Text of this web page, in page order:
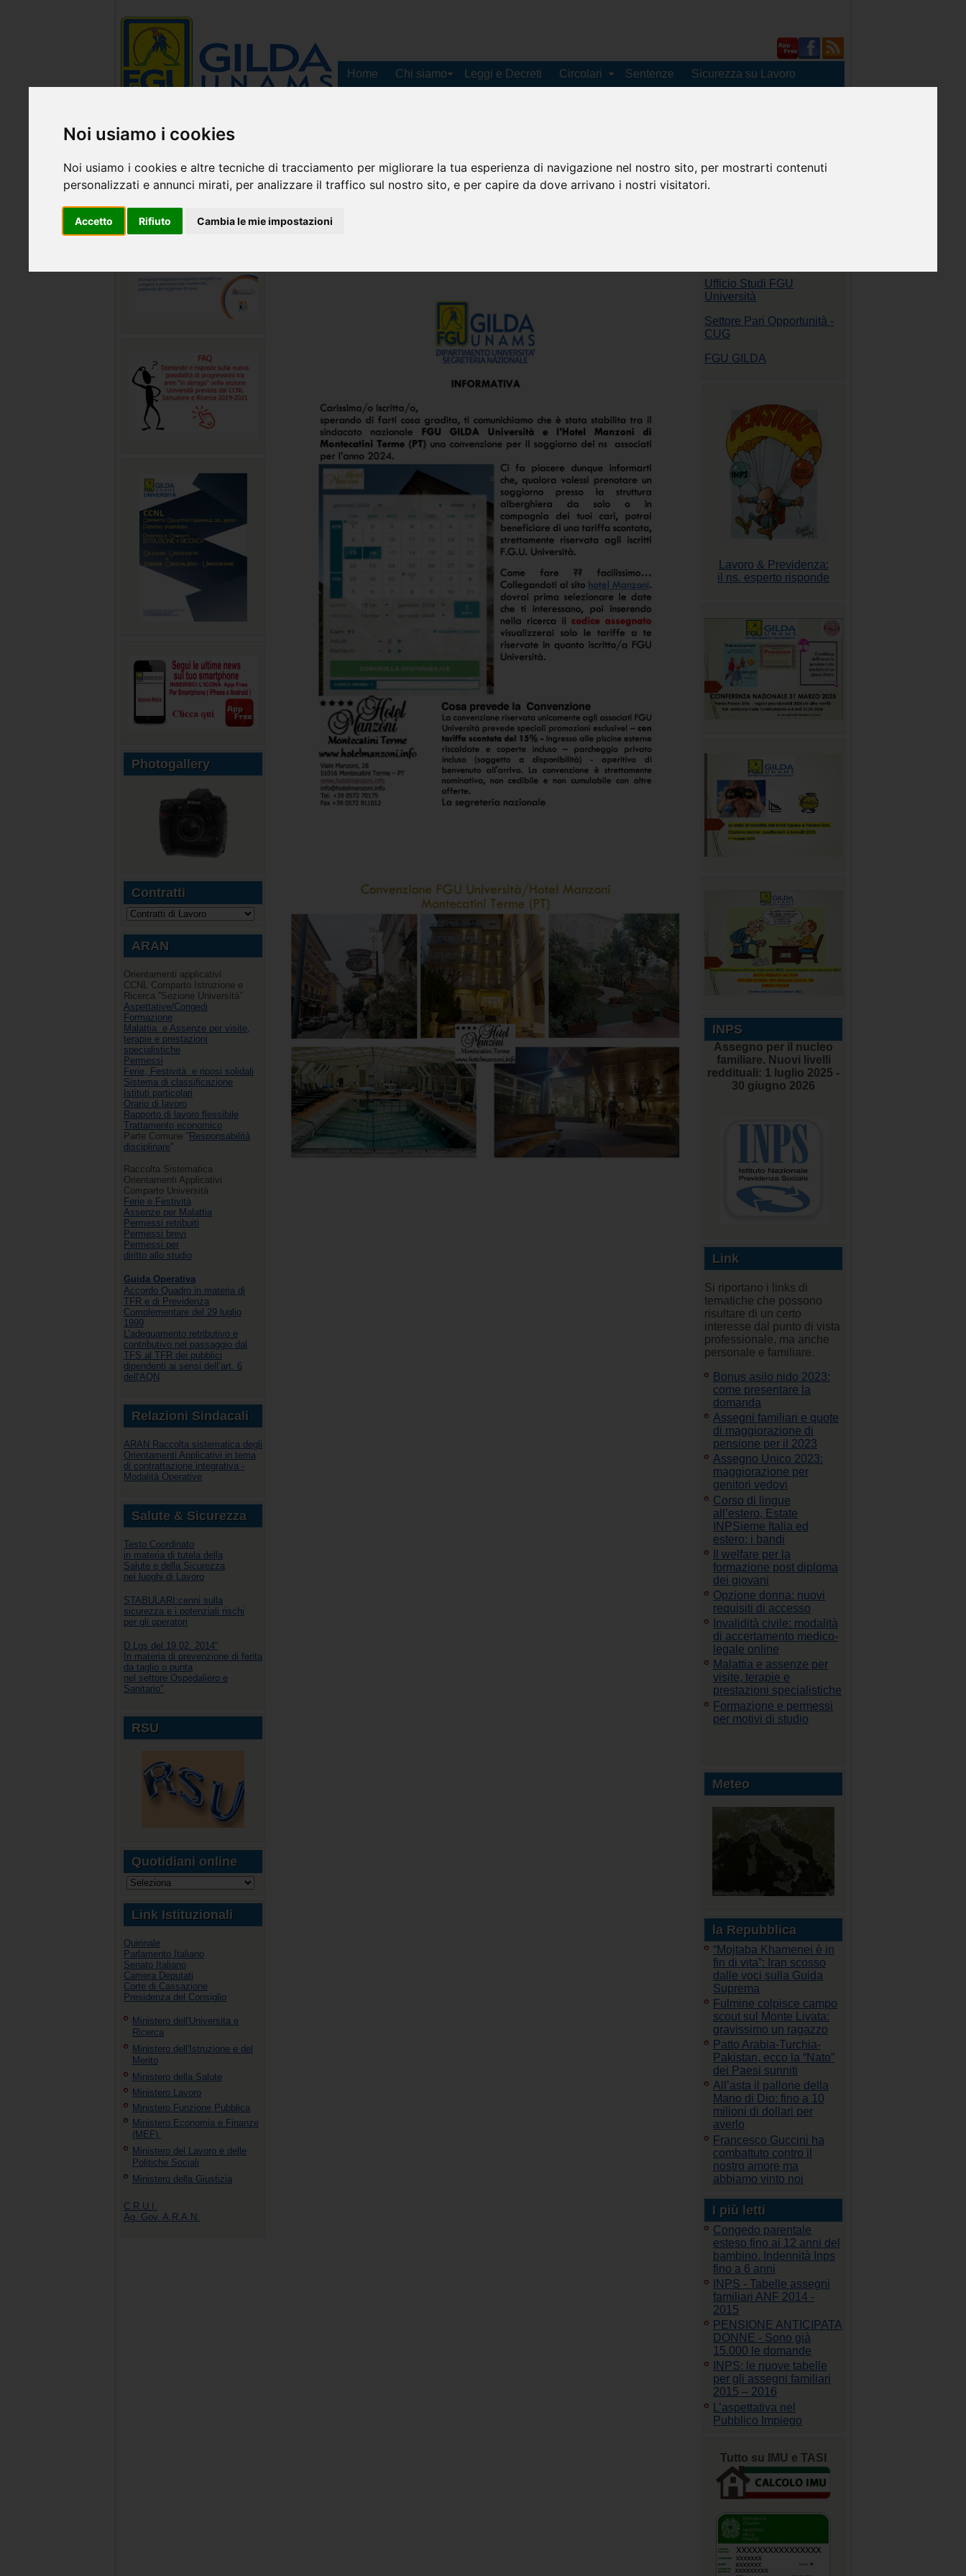
Noi usiamo i cookies
Noi usiamo i cookies e altre tecniche di tracciamento per migliorare la tua esperienza di navigazione nel nostro sito, per mostrarti contenuti
personalizzati e annunci mirati, per analizzare il traffico sul nostro sito, e per capire da dove arrivano i nostri visitatori.
Accetto Rifiuto Cambia le mie impostazioni
Home Chi siamo Leggi e Decreti Circolari Sentenze
Sicurezza su Lavoro
Photogallery
Contratti
ARAN
Orientamenti applicativi
CCNL Comparto Istruzione e
Ricerca ''Sezione Università’’
Aspettative/Congedi
Formazione
Malattia e Assenze per visite,
terapie e prestazioni
specialistiche
Permessi
Ferie, Festività e riposi solidali
Sistema di classificazione
Istituti particolari
Orario di lavoro
Rapporto di lavoro flessibile
Trattamento economico
Parte Comune ''Responsabilità
disciplinare''
Raccolta Sistematica
Orientamenti Applicativi
Comparto Università
Ferie e Festività
Assenze per Malattia
Permessi retribuiti
Permessi brevi
Permessi per
diritto allo studio
Guida Operativa
Accordo Quadro in materia di
TFR e di Previdenza
Complementare del 29 luglio
1999
L’adeguamento retributivo e
contributivo nel passaggio dal
TFS al TFR dei pubblici
dipendenti ai sensi dell’art. 6
dell'AQN
Relazioni Sindacali
ARAN Raccolta sistematica degli
Orientamenti Applicativi in tema
di contrattazione integrativa -
Modalità Operative
Salute & Sicurezza
Testo Coordinato
in materia di tutela della
Salute e della Sicurezza
nei luoghi di Lavoro
STABULARI:cenni sulla
sicurezza e i potenziali rischi
per gli operatori
D.Lgs del 19.02. 2014“
In materia di prevenzione di ferita
da taglio o punta
nel settore Ospedaliero e
Sanitario"
RSU
Quotidiani online
Link Istituzionali
Quirinale
Parlamento Italiano
Senato Italiano
Camera Deputati
Corte di Cassazione
Presidenza del Consiglio
Ministero dell'Universita e
Ricerca
Ministero dell'Istruzione e del
Merito
Ministero della Salute
Ministero Lavoro
Ministero Funzione Pubblica
Ministero Economia e Finanze
(MEF).
Ministero del Lavoro e delle
Politiche Sociali
Ministero della Giustizia
C.R.U.I.
Ag. Gov. A.R.A.N.
INFORMATIVA ''Convenzione con Hotel Manzoni''
Ufficio Studi FGU
Università
Settore Pari Opportunità -
CUG
FGU GILDA
Lavoro & Previdenza:
il ns. esperto risponde
INPS
Assegno per il nucleo
familiare. Nuovi livelli
reddituali: 1 luglio 2025 -
30 giugno 2026
Link
Si riportano i links di
tematiche che possono
risultare di un certo
interesse dal punto di vista
professionale, ma anche
personale e familiare.
Bonus asilo nido 2023:
come presentare la
domanda
Assegni familiari e quote
di maggiorazione di
pensione per il 2023
Assegno Unico 2023:
maggiorazione per
genitori vedovi
Corso di lingue
all’estero, Estate
INPSieme Italia ed
estero: i bandi
Il welfare per la
formazione post diploma
dei giovani
Opzione donna: nuovi
requisiti di accesso
Invalidità civile: modalità
di accertamento medico-
legale online
Malattia e assenze per
visite, terapie e
prestazioni specialistiche
Formazione e permessi
per motivi di studio
Meteo
la Repubblica
“Mojtaba Khamenei è in
fin di vita”: Iran scosso
dalle voci sulla Guida
Suprema
Fulmine colpisce campo
scout sul Monte Livata:
gravissimo un ragazzo
Patto Arabia-Turchia-
Pakistan, ecco la “Nato”
dei Paesi sunniti
All’asta il pallone della
Mano di Dio: fino a 10
milioni di dollari per
averlo
Francesco Guccini ha
combattuto contro il
nostro amore ma
abbiamo vinto noi
I più letti
Congedo parentale
esteso fino ai 12 anni del
bambino. Indennità Inps
fino a 6 anni
INPS - Tabelle assegni
familiari ANF 2014 -
2015
PENSIONE ANTICIPATA
DONNE - Sono già
15.000 le domande
INPS: le nuove tabelle
per gli assegni familiari
2015 – 2016
L’aspettativa nel
Pubblico Impiego
Tutto su IMU e TASI